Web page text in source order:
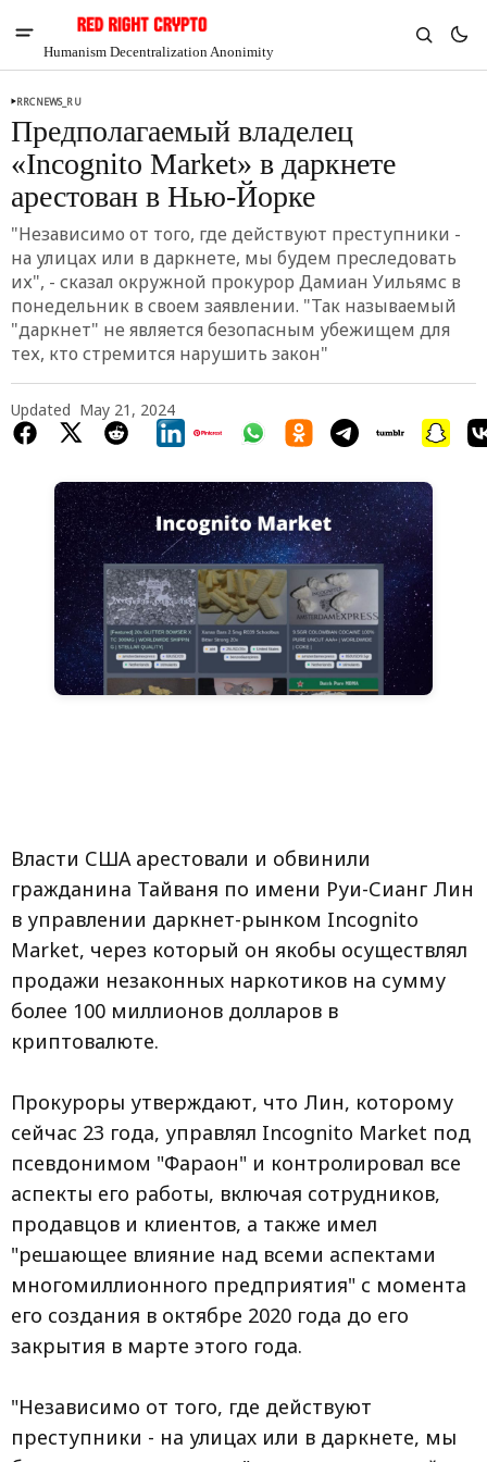
Humanism Decentralization Anonimity
Chia
$1.32
-5.16%
RRCNEWS_RU
Предполагаемый владелец
«Incognito Market» в даркнете
арестован в Нью-Йорке
"Независимо от того, где действуют преступники -
на улицах или в даркнете, мы будем преследовать
их", - сказал окружной прокурор Дамиан Уильямс в
понедельник в своем заявлении. "Так называемый
"даркнет" не является безопасным убежищем для
тех, кто стремится нарушить закон"
Updated May 21, 2024
Власти США арестовали и обвинили
гражданина Тайваня по имени Руи-Сианг Лин
в управлении даркнет-рынком Incognito
Market, через который он якобы осуществлял
продажи незаконных наркотиков на сумму
более 100 миллионов долларов в
криптовалюте.
Прокуроры утверждают, что Лин, которому
сейчас 23 года, управлял Incognito Market под
псевдонимом "Фараон" и контролировал все
аспекты его работы, включая сотрудников,
продавцов и клиентов, а также имел
"решающее влияние над всеми аспектами
многомиллионного предприятия" с момента
его создания в октябре 2020 года до его
закрытия в марте этого года.
"Независимо от того, где действуют
преступники - на улицах или в даркнете, мы